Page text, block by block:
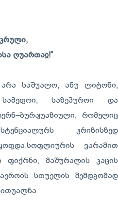
ღუართაჲ!“
საშუალო, ანუ ლიტონი,
საზეპუროი და
რომელიც
კრიზისზედ
სოფლიურის ვარამით
ფიქრნი, მაშურალის კაცის
სთუელის შემდგომად